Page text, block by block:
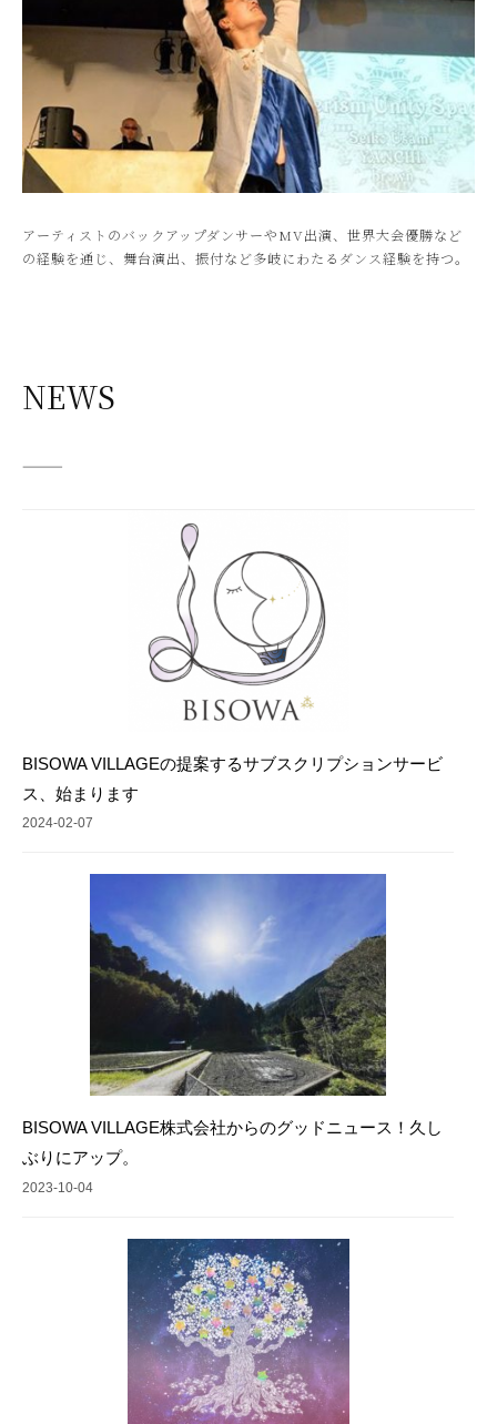
アーティストのバックアップダンサーやMV出演、世界大会優勝など
の経験を通じ、舞台演出、振付など多岐にわたるダンス経験を持つ。
NEWS
———
BISOWA VILLAGEの提案するサブスクリプションサービ
ス、始まります
2024-02-07
BISOWA VILLAGE株式会社からのグッドニュース！久し
ぶりにアップ。
2023-10-04